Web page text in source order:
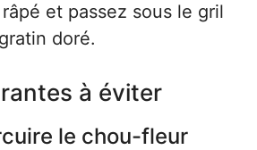
et passez sous le gril
doré.
à éviter
le chou-fleur